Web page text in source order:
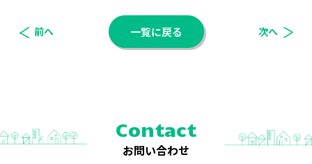
前へ 一覧に戻る 次へ
Contact
お問い合わせ